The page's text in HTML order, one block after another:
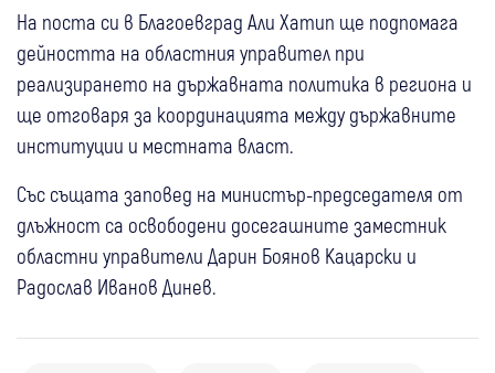
На поста си в Благоевград Али Хатип ще подпомага
дейността на областния управител при
реализирането на държавната политика в региона и
ще отговаря за координацията между държавните
институции и местната власт.
Със същата заповед на министър-председателя от
длъжност са освободени досегашните заместник
областни управители Дарин Боянов Кацарски и
Радослав Иванов Динев.